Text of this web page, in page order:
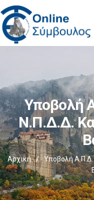
Υποβολή
Ν.Π.Δ.Δ.
Αρχική /
Υποβολή Α.Π.Δ.